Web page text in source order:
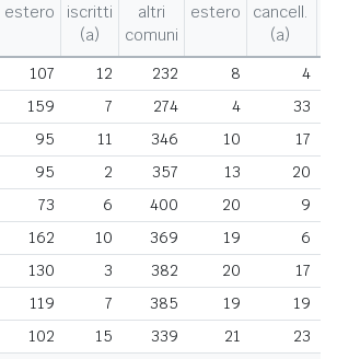
estero
iscritti
(a)
altri
comuni
estero
cancell.
(a)
107 12 232 8
4
159 7 274 4
33
95 11 346 10
17
95 2 357 13
20
73 6 400 20
9
162 10 369 19
6
130 3 382 20
17
119 7 385 19
19
102 15 339 21
23